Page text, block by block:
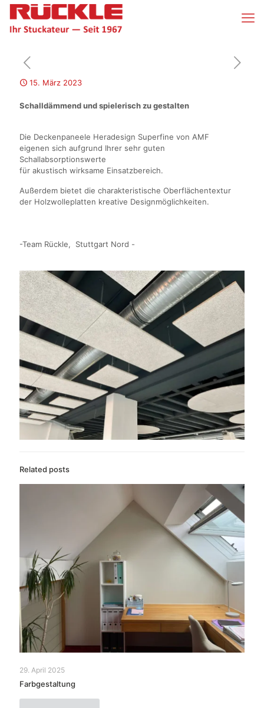
15. März 2023
Schalldämmend und spielerisch zu gestalten
Die Deckenpaneele Heradesign Superfine von AMF
eigenen sich aufgrund Ihrer sehr guten
Schallabsorptionswerte
für akustisch wirksame Einsatzbereich.
Außerdem bietet die charakteristische Oberflächentextur
der Holzwolleplatten kreative Designmöglichkeiten.
-Team Rückle, Stuttgart Nord -
Related posts
29. April 2025
Farbgestaltung